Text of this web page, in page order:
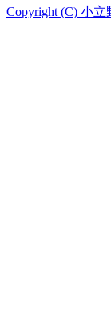
Copyright (C) 小立